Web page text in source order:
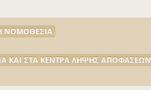
ΝΟΜΟΘΕΣΙΑ
ΚΑΙ ΣΤΑ ΚΕΝΤΡΑ ΛΗΨΗΣ ΑΠΟΦΑΣΕΩΝ